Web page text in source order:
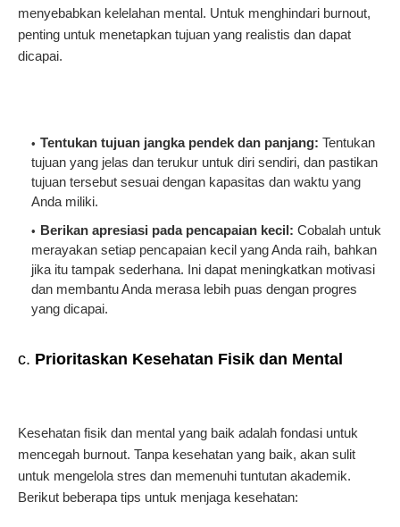
menyebabkan kelelahan mental. Untuk menghindari burnout,
penting untuk menetapkan tujuan yang realistis dan dapat
dicapai.
Tentukan tujuan jangka pendek dan panjang: Tentukan
tujuan yang jelas dan terukur untuk diri sendiri, dan pastikan
tujuan tersebut sesuai dengan kapasitas dan waktu yang
Anda miliki.
Berikan apresiasi pada pencapaian kecil: Cobalah untuk
merayakan setiap pencapaian kecil yang Anda raih, bahkan
jika itu tampak sederhana. Ini dapat meningkatkan motivasi
dan membantu Anda merasa lebih puas dengan progres
yang dicapai.
c. Prioritaskan Kesehatan Fisik dan Mental
Kesehatan fisik dan mental yang baik adalah fondasi untuk
mencegah burnout. Tanpa kesehatan yang baik, akan sulit
untuk mengelola stres dan memenuhi tuntutan akademik.
Berikut beberapa tips untuk menjaga kesehatan: